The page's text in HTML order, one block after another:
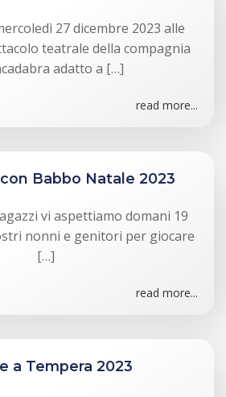
27 dicembre 2023 alle
teatrale della compagnia
adatto a […]
read more...
Babbo Natale 2023
vi aspettiamo domani 19
nonni e genitori per giocare
[…]
read more...
a Tempera 2023